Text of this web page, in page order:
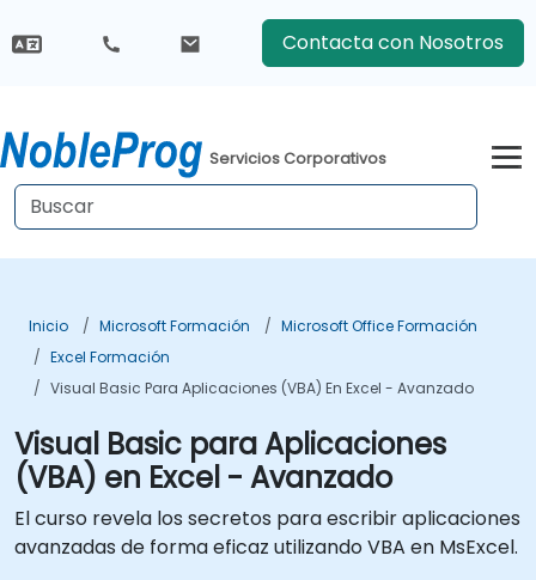
Contacta con Nosotros
Servicios Corporativos
Inicio Microsoft Formación
Microsoft Office Formación
Excel Formación
Visual Basic Para Aplicaciones (VBA) En Excel - Avanzado
Visual Basic para Aplicaciones
(VBA) en Excel - Avanzado
El curso revela los secretos para escribir aplicaciones
avanzadas de forma eficaz utilizando VBA en MsExcel.